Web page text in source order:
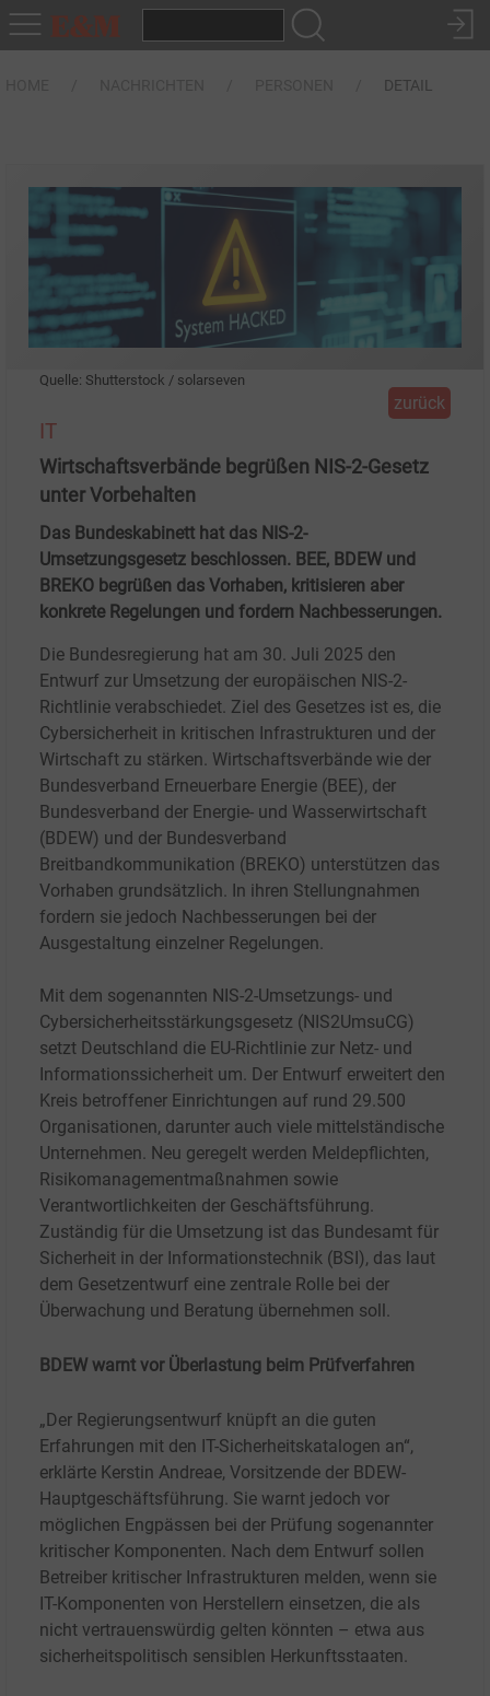
DETAIL
Quelle: Shutterstock / solarseven
zurück
IT
Wirtschaftsverbände begrüßen NIS-2-Gesetz
unter Vorbehalten
Das Bundeskabinett hat das NIS-2-
Umsetzungsgesetz beschlossen. BEE, BDEW und
BREKO begrüßen das Vorhaben, kritisieren aber
konkrete Regelungen und fordern Nachbesserungen.
Die Bundesregierung hat am 30. Juli 2025 den
Entwurf zur Umsetzung der europäischen NIS-2-
Richtlinie verabschiedet. Ziel des Gesetzes ist es, die
Cybersicherheit in kritischen Infrastrukturen und der
Wirtschaft zu stärken. Wirtschaftsverbände wie der
Bundesverband Erneuerbare Energie (BEE), der
Bundesverband der Energie- und Wasserwirtschaft
(BDEW) und der Bundesverband
Breitbandkommunikation (BREKO) unterstützen das
Vorhaben grundsätzlich. In ihren Stellungnahmen
fordern sie jedoch Nachbesserungen bei der
Ausgestaltung einzelner Regelungen.
Mit dem sogenannten NIS-2-Umsetzungs- und
Cybersicherheitsstärkungsgesetz (NIS2UmsuCG)
setzt Deutschland die EU-Richtlinie zur Netz- und
Informationssicherheit um. Der Entwurf erweitert den
Kreis betroffener Einrichtungen auf rund 29.500
Organisationen, darunter auch viele mittelständische
Unternehmen. Neu geregelt werden Meldepflichten,
Risikomanagementmaßnahmen sowie
Verantwortlichkeiten der Geschäftsführung.
Zuständig für die Umsetzung ist das Bundesamt für
Sicherheit in der Informationstechnik (BSI), das laut
dem Gesetzentwurf eine zentrale Rolle bei der
Überwachung und Beratung übernehmen soll.
BDEW warnt vor Überlastung beim Prüfverfahren
„Der Regierungsentwurf knüpft an die guten
Erfahrungen mit den IT-Sicherheitskatalogen an“,
erklärte Kerstin Andreae, Vorsitzende der BDEW-
Hauptgeschäftsführung. Sie warnt jedoch vor
möglichen Engpässen bei der Prüfung sogenannter
kritischer Komponenten. Nach dem Entwurf sollen
Betreiber kritischer Infrastrukturen melden, wenn sie
IT-Komponenten von Herstellern einsetzen, die als
nicht vertrauenswürdig gelten könnten – etwa aus
sicherheitspolitisch sensiblen Herkunftsstaaten.